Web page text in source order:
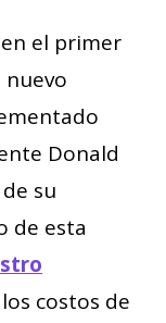
el primer
Donald
su
de esta
costos de